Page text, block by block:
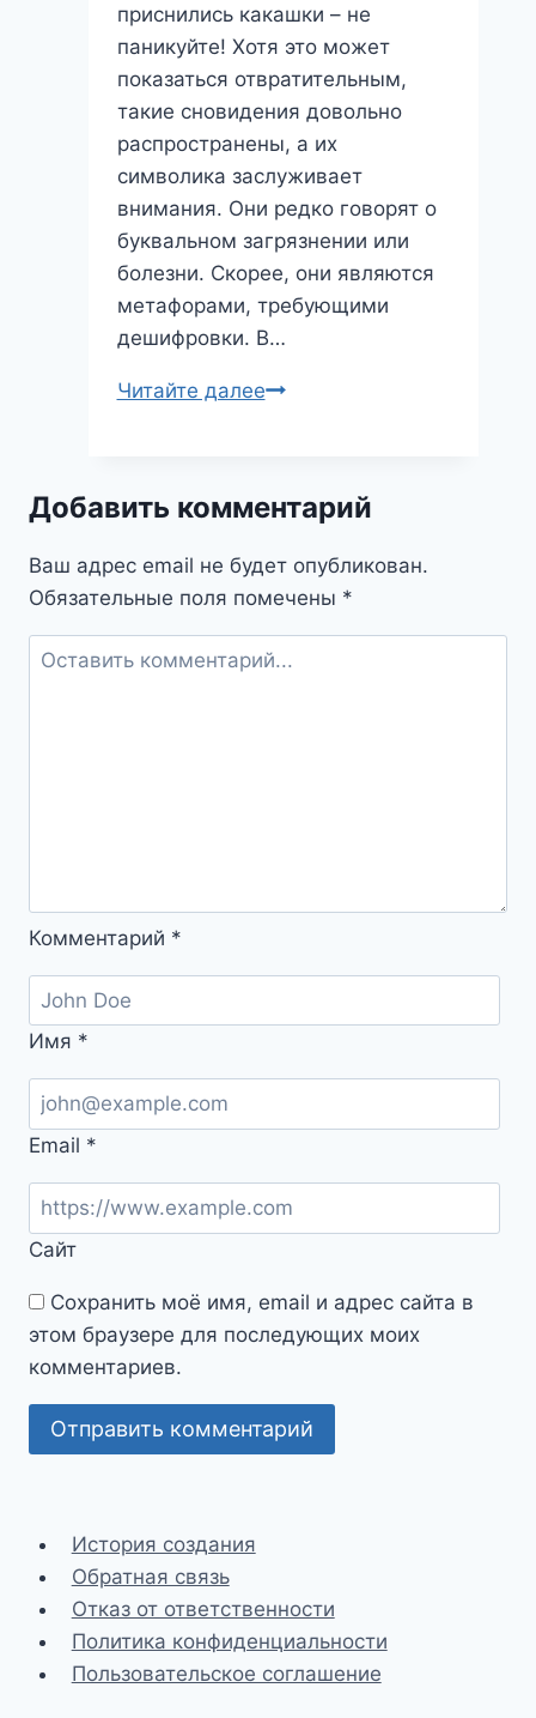
приснились какашки – не
паникуйте! Хотя это может
показаться отвратительным,
такие сновидения довольно
распространены, а их
символика заслуживает
внимания. Они редко говорят о
буквальном загрязнении или
болезни. Скорее, они являются
метафорами, требующими
дешифровки. В…
Читайте далееСны
но
Разбираем
Добавить комментарий
Ваш адрес email не будет опубликован.
Обязательные поля помечены *
Комментарий *
Имя *
Email *
Сайт
Сохранить моё имя, email и адрес сайта в
этом браузере для последующих моих
комментариев.
История создания
Обратная связь
Отказ от ответственности
Политика конфиденциальности
Пользовательское соглашение